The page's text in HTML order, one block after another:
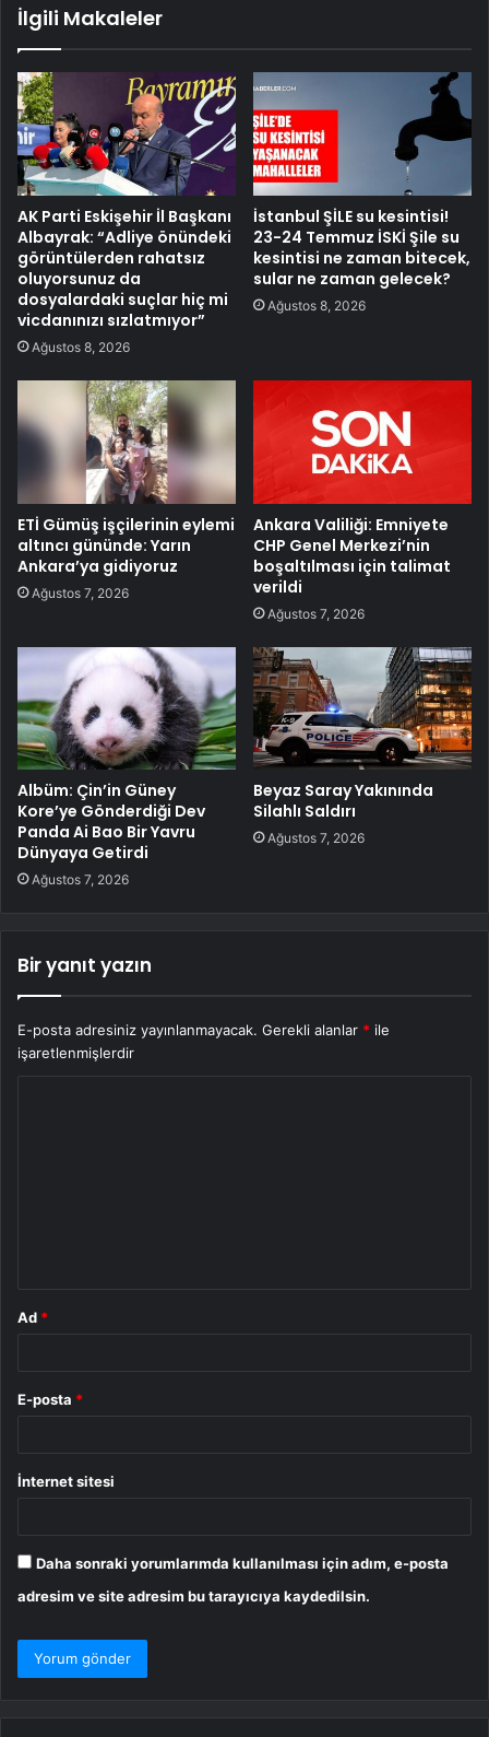
İlgili Makaleler
AK Parti Eskişehir İl Başkanı
Albayrak: “Adliye önündeki
görüntülerden rahatsız
oluyorsunuz da
dosyalardaki suçlar hiç mi
vicdanınızı sızlatmıyor”
Ağustos 8, 2026
İstanbul ŞİLE su kesintisi!
23-24 Temmuz İSKİ Şile su
kesintisi ne zaman bitecek,
sular ne zaman gelecek?
Ağustos 8, 2026
ETİ Gümüş işçilerinin eylemi
altıncı gününde: Yarın
Ankara’ya gidiyoruz
Ağustos 7, 2026
Ankara Valiliği: Emniyete
CHP Genel Merkezi’nin
boşaltılması için talimat
verildi
Ağustos 7, 2026
Albüm: Çin’in Güney
Kore’ye Gönderdiği Dev
Panda Ai Bao Bir Yavru
Dünyaya Getirdi
Ağustos 7, 2026
Beyaz Saray Yakınında
Silahlı Saldırı
Ağustos 7, 2026
Bir yanıt yazın
E-posta adresiniz yayınlanmayacak. Gerekli alanlar * ile
işaretlenmişlerdir
Ad *
E-posta *
İnternet sitesi
Daha sonraki yorumlarımda kullanılması için adım, e-posta
adresim ve site adresim bu tarayıcıya kaydedilsin.